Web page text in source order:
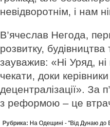
невідворотнім, і нам
В’ячеслав Негода,
розвитку,
зауважив: «Ні Уряд,
чекати, доки
децентралізації». За
з реформою – це
Рубрика: На Одещині - "Від Дунаю до